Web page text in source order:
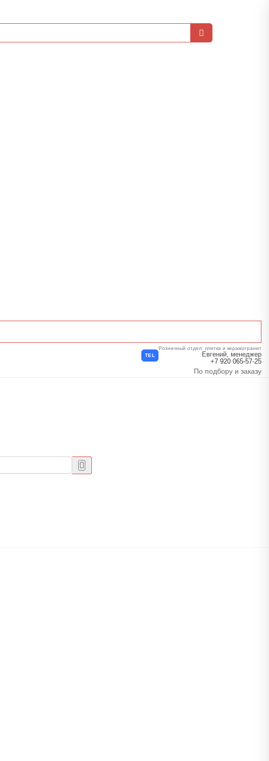
TEL
Розничный отдел: плитка и керамогранит
Евгений, менеджер
+7 920 065-57-25
По подбору и заказу